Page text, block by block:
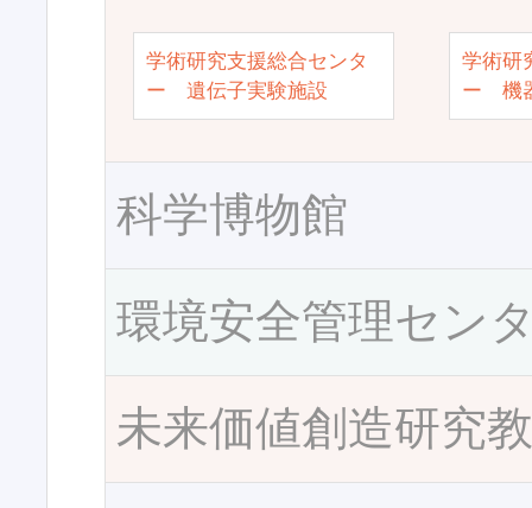
学術研究支援総合センタ
ー 遺伝子実験施設
学術研
ー 機
科学博物館
環境安全管理セン
未来価値創造研究